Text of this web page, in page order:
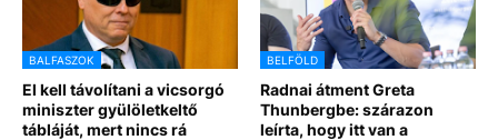
BALFASZOK
El kell távolítani a vicsorgó
miniszter gyülöletkeltő
tábláját, mert nincs rá
BELFÖLD
Radnai átment Greta
Thunbergbe: szárazon
leírta, hogy itt van a